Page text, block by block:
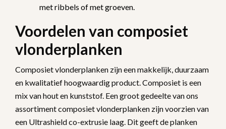
met ribbels of met groeven.
Voordelen van composiet
vlonderplanken
Composiet vlonderplanken zijn een makkelijk, duurzaam
en kwalitatief hoogwaardig product. Composiet is een
mix van hout en kunststof. Een groot gedeelte van ons
assortiment composiet vlonderplanken zijn voorzien van
een Ultrashield co-extrusie laag. Dit geeft de planken